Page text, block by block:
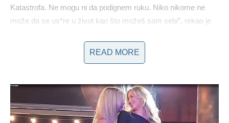
Katastrofa. Ne mogu ni da podignem ruku. Niko nikome ne
može da se us*re u život kao što možeš sam sebi”, rekao je
nije samo odražavala njegov fizički bol, već i emocionalni teret
koji nosi tokom oporavka.
READ MORE